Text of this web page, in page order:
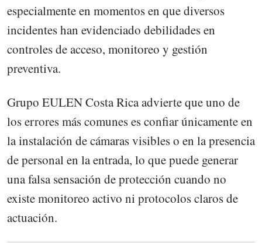
especialmente en momentos en que diversos
incidentes han evidenciado debilidades en
controles de acceso, monitoreo y gestión
preventiva.
Grupo EULEN Costa Rica advierte que uno de
los errores más comunes es confiar únicamente en
la instalación de cámaras visibles o en la presencia
de personal en la entrada, lo que puede generar
una falsa sensación de protección cuando no
existe monitoreo activo ni protocolos claros de
actuación.